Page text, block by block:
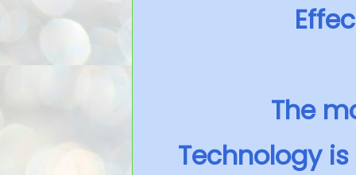
The
Technology